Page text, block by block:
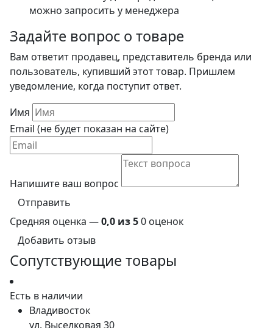
можно запросить у менеджера
Задайте вопрос о товаре
Вам ответит продавец, представитель бренда или
пользователь, купивший этот товар. Пришлем
уведомление, когда поступит ответ.
Имя
Email (не будет показан на сайте)
Напишите ваш вопрос
Отправить
Средняя оценка —0,0 из 50 оценок
Добавить отзыв
Сопутствующие товары
Есть в наличии
Владивосток
ул. Выселковая 30